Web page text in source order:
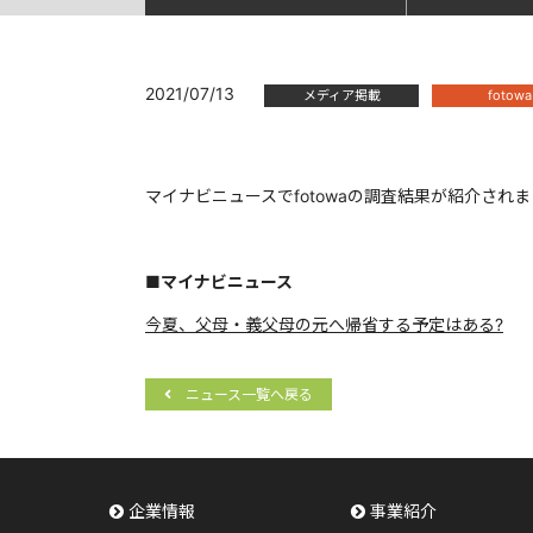
2021/07/13 メディア掲載 fotowa
マイナビニュースでfotowaの調査結果が紹介され
■マイナビニュース
今夏、父母・義父母の元へ帰省する予定はある?
ニュース一覧へ戻る
企業情報 事業紹介